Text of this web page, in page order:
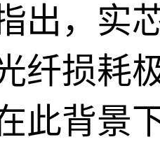
出，实
纤损耗
此背景